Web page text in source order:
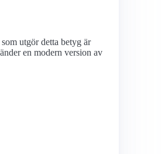
utgör detta betyg är
en modern version av